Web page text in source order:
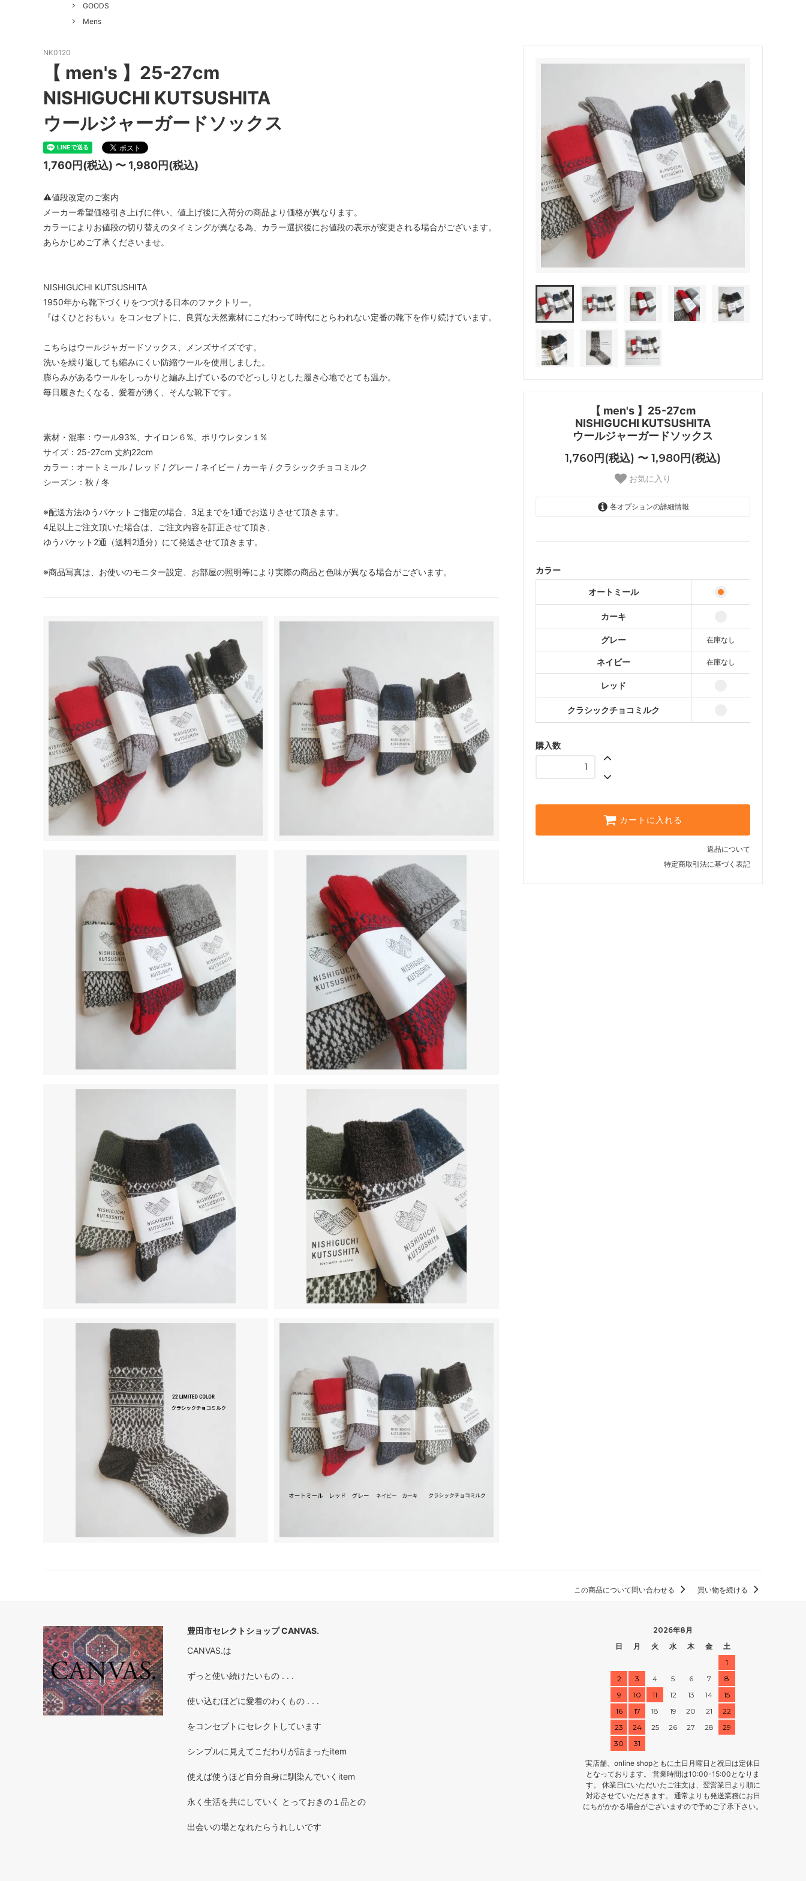
ALWEL
Kepani
FILSON
THE H.W. DOG&CO. LENO Healthknit
LYBRO TAKE&SONS NISHIGUCHI KUTSUSHITA
hakne LABOR DAY
SLOW indian jewelry
A PIECE OF CHIC LIBBEY
Macrame Wala Other Brand USED
GOODS
Mens
【 men's 】25-27cm
NISHIGUCHI KUTSUSHITA
ウールジャーガードソックス
1,760円(税込) 〜 1,980円(税込)
お気に入り
各オプションの詳細情報
SOLD OUT
1,980円(税込)
クラシックチョコミルク
1,870円(税込)
カラー
オートミール
カーキ
グレー 在庫なし
ネイビー 在庫なし
レッド
クラシックチョコミルク
購入数
カートに入れる
返品について
特定商取引法に基づく表記
NK0120
【 men's 】25-27cm
NISHIGUCHI KUTSUSHITA
ウールジャーガードソックス
1,760円(税込) 〜 1,980円(税込)
⚠値段改定のご案内
メーカー希望価格引き上げに伴い、値上げ後に入荷分の商品より価格が異なります。
カラーによりお値段の切り替えのタイミングが異なる為、カラー選択後にお値段の表示が変更される場合がございます。
あらかじめご了承くださいませ。
NISHIGUCHI KUTSUSHITA
1950年から靴下づくりをつづける日本のファクトリー。
『はくひとおもい』をコンセプトに、良質な天然素材にこだわって時代にとらわれない定番の靴下を作り続けています。
こちらはウールジャガードソックス、メンズサイズです。
洗いを繰り返しても縮みにくい防縮ウールを使用しました。
膨らみがあるウールをしっかりと編み上げているのでどっしりとした履き心地でとても温か。
毎日履きたくなる、愛着が湧く、そんな靴下です。
素材・混率：ウール93%、ナイロン６%、ポリウレタン１%
サイズ：25-27cm 丈約22cm
カラー：オートミール / レッド / グレー / ネイビー / カーキ / クラシックチョコミルク
シーズン：秋 / 冬
※配送方法ゆうパケットご指定の場合、3足までを1通でお送りさせて頂きます。
4足以上ご注文頂いた場合は、ご注文内容を訂正させて頂き、
ゆうパケット2通（送料2通分）にて発送させて頂きます。
※商品写真は、お使いのモニター設定、お部屋の照明等により実際の商品と色味が異なる場合がございます。
この商品について問い合わせる 買い物を続ける
豊田市セレクトショップ CANVAS.
CANVAS.は
ずっと使い続けたいもの . . .
使い込むほどに愛着のわくもの . . .
をコンセプトにセレクトしています
シンプルに見えてこだわりが詰まったitem
使えば使うほど自分自身に馴染んでいくitem
永く生活を共にしていく とっておきの１品との
出会いの場となれたらうれしいです
2026年8月
日
月 火 水 木 金
土
1
2
3 4 5 6 7
8
9
10 11 12 13 14
15
16
17 18 19 20 21
22
23
24 25 26 27 28
29
30
31
実店舗、online shopともに土日月曜日と祝日は定休日
となっております。 営業時間は10:00-15:00となりま
す。 休業日にいただいたご注文は、翌営業日より順に
対応させていただきます。 通常よりも発送業務にお日
にちがかかる場合がございますので予めご了承下さい。